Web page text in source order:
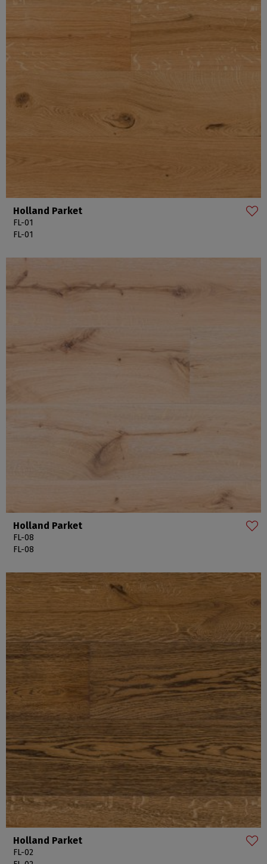
Holland Parket
FL-01
FL-01
Holland Parket
FL-08
FL-08
Holland Parket
FL-02